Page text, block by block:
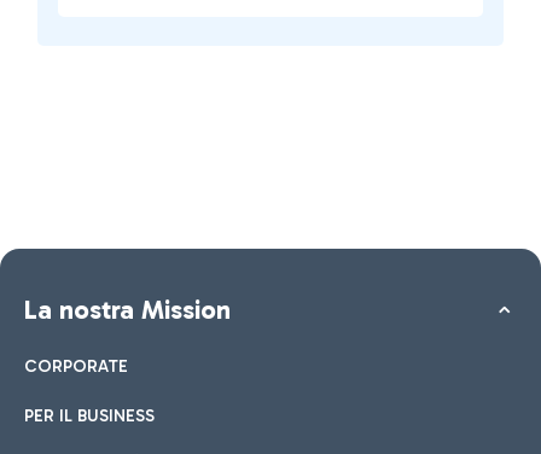
La nostra Mission
CORPORATE
PER IL BUSINESS